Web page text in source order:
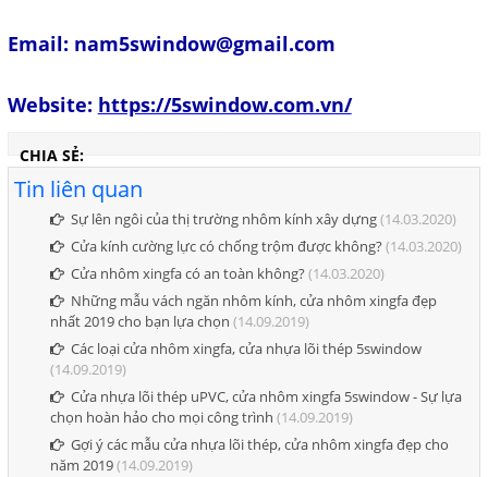
Email: nam5swindow@gmail.com
Website: https://5swindow.com.vn/
CHIA SẺ:
Tin liên quan
Sự lên ngôi của thị trường nhôm kính xây dựng(14.03.2020)
Cửa kính cường lực có chống trộm được không? (14.03.2020)
Cửa nhôm xingfa có an toàn không? (14.03.2020)
Những mẫu vách ngăn nhôm kính, cửa nhôm xingfa đẹp
nhất 2019 cho bạn lựa chọn (14.09.2019)
Các loại cửa nhôm xingfa, cửa nhựa lõi thép 5swindow
(14.09.2019)
Cửa nhựa lõi thép uPVC, cửa nhôm xingfa 5swindow - Sự lựa
chọn hoàn hảo cho mọi công trình (14.09.2019)
Gợi ý các mẫu cửa nhựa lõi thép, cửa nhôm xingfa đẹp cho
năm 2019(14.09.2019)